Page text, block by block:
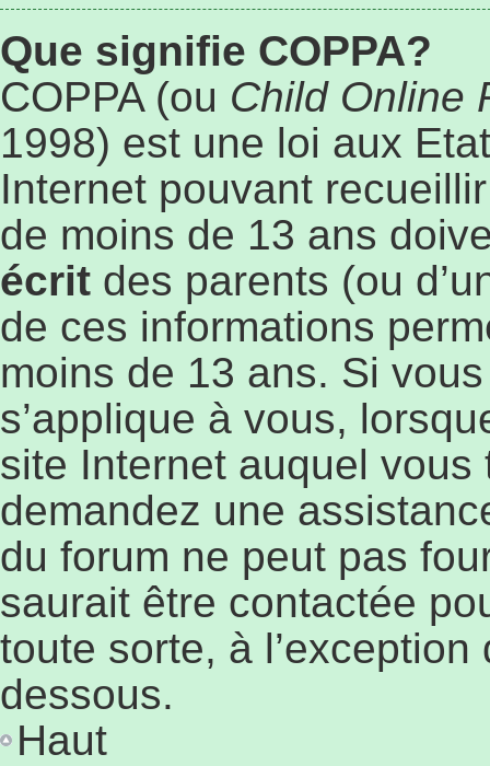
Que signifie COPPA?
COPPA (ou Child Online
1998) est une loi aux
Internet pouvant
de moins de 13 ans
écrit des parents (ou
de ces informations
moins de 13 ans. Si
s’applique à vous,
site Internet auquel
demandez une
du forum ne peut pas
saurait être contactée
toute sorte, à
dessous.
Haut